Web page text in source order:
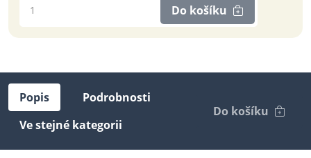
Do košíku
Popis
Podrobnosti
Ve stejné kategorii
Do košíku